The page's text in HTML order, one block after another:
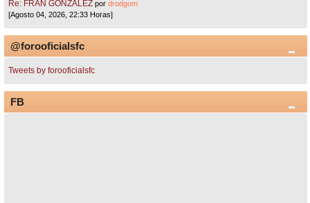
Re: FRAN GONZÁLEZ pordrodgom
[Agosto 04, 2026, 22:33 Horas]
@forooficialsfc
Tweets by forooficialsfc
FB